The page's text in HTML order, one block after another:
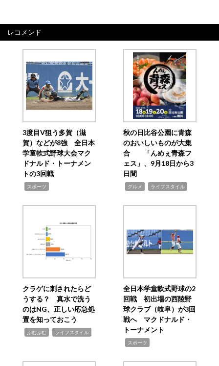
レコメンド
3度目V狙う多賀（滋
賀）などが8強 全日本
学童軟式野球大会マク
ドナルド・トーナメン
トの3回戦
スポーツ
秋の日比谷公園に青森
のおいしいものが大集
合 「んめぇ青森フ
ェス」、9月18日から3
日間
グルメ ライフスタイル
クラゲに刺されたらど
うする？ 真水で洗う
のはNG、正しい応急処
置を知っておこう
ふむふむ ライフスタイル
全日本学童軟式野球の2
回戦 初出場の西陵野
球クラブ（岐阜）が3回
戦へ マクドナルド・
トーナメント
スポーツ